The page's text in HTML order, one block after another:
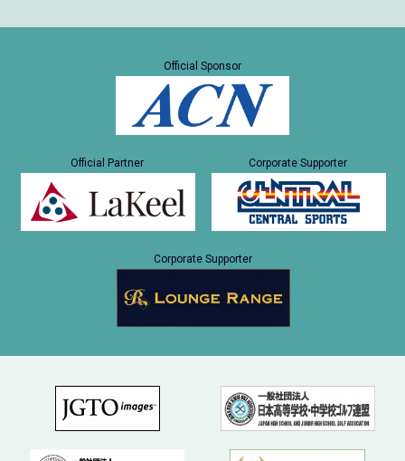
Official Sponsor
Official Partner Corporate Supporter
Corporate Supporter